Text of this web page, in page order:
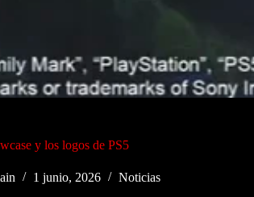
y los logos de PS5
1 junio, 2026 Noticias